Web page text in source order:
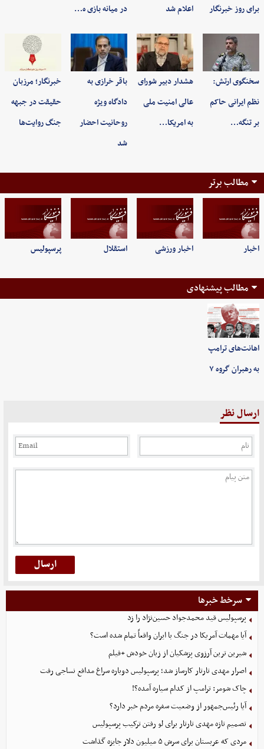
برای روز خبرنگار اعلام شد در میانه بازی ه…
سخنگوی ارتش:
نظم ایرانی حاکم
بر تنگه…
هشدار دبیر شورای
عالی امنیت ملی
به امریکا…
باقر خرازی به
دادگاه ویژه
روحانیت احضار
شد
خبرنگار؛ مرزبان
حقیقت در جبهه
جنگ روایت‌ها
مطالب برتر
اخبار اخبار ورزشی استقلال پرسپولیس
مطالب پیشنهادی
اهانت‌های ترامپ
به رهبران گروه ۷
ارسال نظر
سرخط خبرها
پرسپولیس قید محمدجواد حسین‌نژاد را زد
آیا مهمات آمریکا در جنگ با ایران واقعاً تمام شده است؟
شیرین ترین آرزوی پزشکیان از زبان خودش +فیلم
اصرار مهدی تارتار کارساز شد؛ پرسپولیس دوباره سراغ مدافع نساجی رفت
چاک شومر: ترامپ از کدام سیاره آمده؟!
آیا رئیس‌جمهور از وضعیت سفره مردم خبر دارد؟
تصمیم تازه مهدی تارتار برای لو رفتن ترکیب پرسپولیس
مردی که عربستان برای سرش ۵ میلیون دلار جایزه گذاشت